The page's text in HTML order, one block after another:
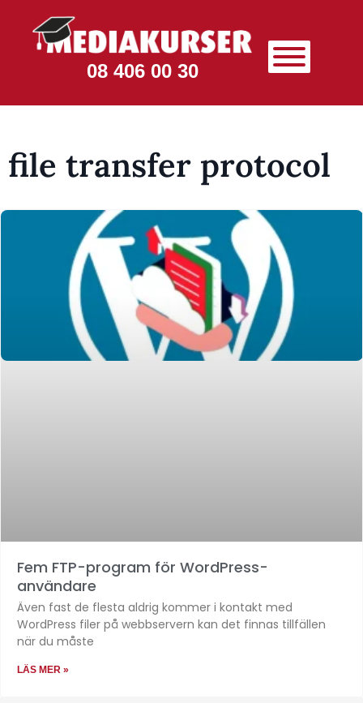
08 406 00 30
file transfer protocol
Fem FTP-program för WordPress-
användare
Även fast de flesta aldrig kommer i kontakt med
WordPress filer på webbservern kan det finnas tillfällen
när du måste
LÄS MER »